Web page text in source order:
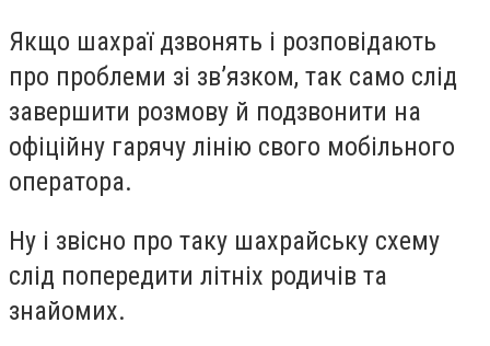
Якщо шахраї дзвонять і розповідають
про проблеми зі зв’язком, так само слід
завершити розмову й подзвонити на
офіційну гарячу лінію свого мобільного
оператора.
Ну і звісно про таку шахрайську схему
слід попередити літніх родичів та
знайомих.